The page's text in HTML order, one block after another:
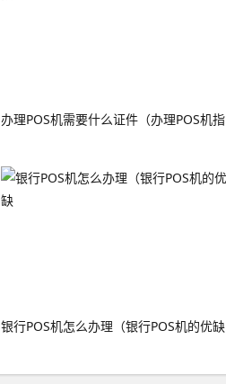
办理POS机需要什么证件（办理POS机指
银行POS机怎么办理（银行POS机的优缺